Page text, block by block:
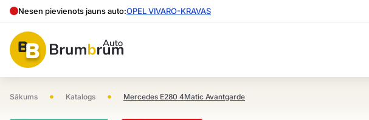
Nesen pievienots jauns auto:OPEL VIVARO-KRAVAS
Sākums • Katalogs • Mercedes E280 4Matic Avantgarde